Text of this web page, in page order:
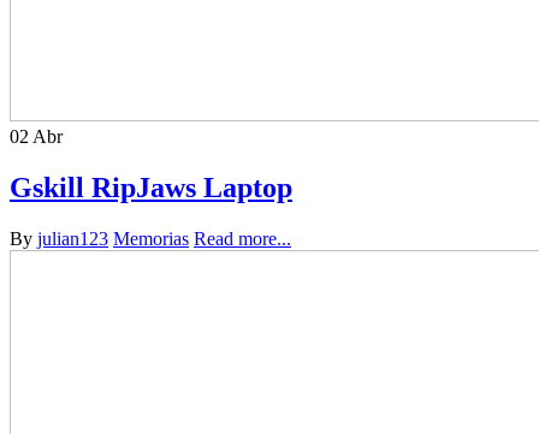
02Abr
Gskill RipJaws Laptop
By julian123 Memorias Read more...